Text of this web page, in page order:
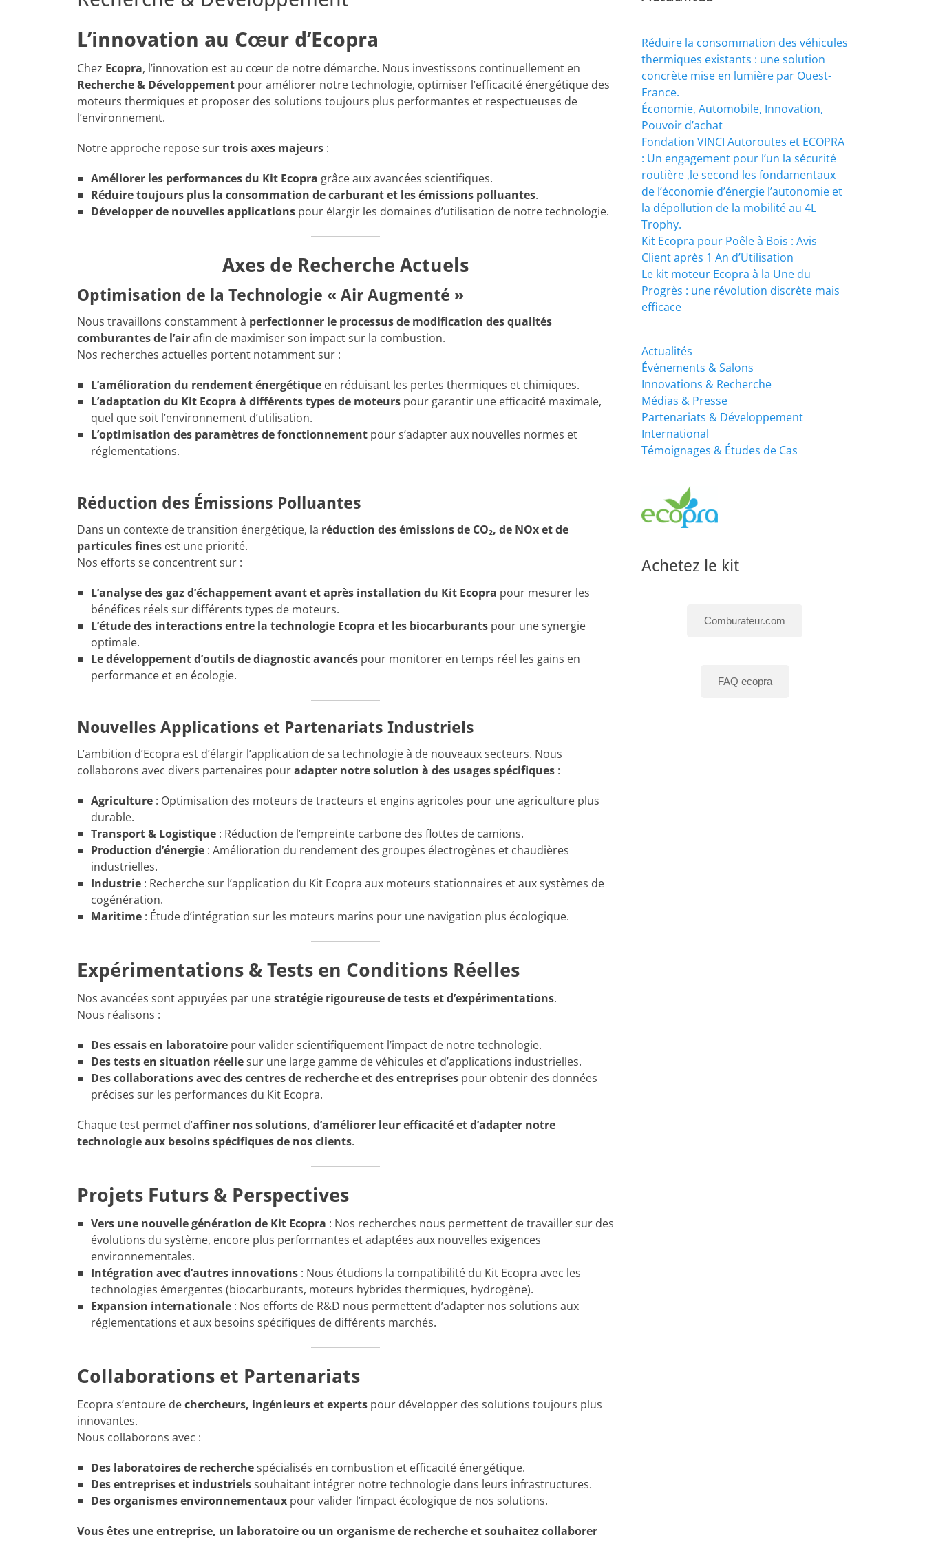
L’innovation au Cœur d’Ecopra
Chez Ecopra, l’innovation est au cœur de notre démarche. Nous investissons continuellement en
Recherche & Développement pour améliorer notre technologie, optimiser l’efficacité énergétique des
moteurs thermiques et proposer des solutions toujours plus performantes et respectueuses de
l’environnement.
Notre approche repose surtrois axes majeurs :
Améliorer les performances du Kit Ecopra grâce aux avancées scientifiques.
Réduire toujours plus la consommation de carburant et les émissions polluantes.
Développer de nouvelles applications pour élargir les domaines d’utilisation de notre technologie.
Axes de Recherche Actuels
Optimisation de la Technologie « Air Augmenté »
Nous travaillons constamment à perfectionner le processus de modification des qualités
comburantes de l’airafin de maximiser son impact sur la combustion.
Nos recherches actuelles portent notamment sur :
L’amélioration du rendement énergétique en réduisant les pertes thermiques et chimiques.
L’adaptation du Kit Ecopra à différents types de moteurs pour garantir une efficacité maximale,
quel que soit l’environnement d’utilisation.
L’optimisation des paramètres de fonctionnement pour s’adapter aux nouvelles normes et
réglementations.
Réduction des Émissions Polluantes
Dans un contexte de transition énergétique, la réduction des émissions de CO₂, de NOx et de
particules fines est une priorité.
Nos efforts se concentrent sur :
L’analyse des gaz d’échappement avant et après installation du Kit Ecopra pour mesurer les
bénéfices réels sur différents types de moteurs.
L’étude des interactions entre la technologie Ecopra et les biocarburants pour une synergie
optimale.
Le développement d’outils de diagnostic avancés pour monitorer en temps réel les gains en
performance et en écologie.
Nouvelles Applications et Partenariats Industriels
L’ambition d’Ecopra est d’élargir l’application de sa technologie à de nouveaux secteurs. Nous
collaborons avec divers partenaires pouradapter notre solution à des usages spécifiques :
Agriculture : Optimisation des moteurs de tracteurs et engins agricoles pour une agriculture plus
durable.
Transport & Logistique : Réduction de l’empreinte carbone des flottes de camions.
Production d’énergie : Amélioration du rendement des groupes électrogènes et chaudières
industrielles.
Industrie : Recherche sur l’application du Kit Ecopra aux moteurs stationnaires et aux systèmes de
cogénération.
Maritime : Étude d’intégration sur les moteurs marins pour une navigation plus écologique.
Expérimentations & Tests en Conditions Réelles
Nos avancées sont appuyées par unestratégie rigoureuse de tests et d’expérimentations.
Nous réalisons :
Des essais en laboratoire pour valider scientifiquement l’impact de notre technologie.
Des tests en situation réellesur une large gamme de véhicules et d’applications industrielles.
Des collaborations avec des centres de recherche et des entreprises pour obtenir des données
précises sur les performances du Kit Ecopra.
Chaque test permet d’affiner nos solutions, d’améliorer leur efficacité et d’adapter notre
technologie aux besoins spécifiques de nos clients.
Projets Futurs & Perspectives
Vers une nouvelle génération de Kit Ecopra : Nos recherches nous permettent de travailler sur des
évolutions du système, encore plus performantes et adaptées aux nouvelles exigences
environnementales.
Intégration avec d’autres innovations : Nous étudions la compatibilité du Kit Ecopra avec les
technologies émergentes (biocarburants, moteurs hybrides thermiques, hydrogène).
Expansion internationale : Nos efforts de R&D nous permettent d’adapter nos solutions aux
réglementations et aux besoins spécifiques de différents marchés.
Collaborations et Partenariats
Ecopra s’entoure dechercheurs, ingénieurs et experts pour développer des solutions toujours plus
innovantes.
Nous collaborons avec :
Des laboratoires de recherchespécialisés en combustion et efficacité énergétique.
Des entreprises et industrielssouhaitant intégrer notre technologie dans leurs infrastructures.
Des organismes environnementaux pour valider l’impact écologique de nos solutions.
Vous êtes une entreprise, un laboratoire ou un organisme de recherche et souhaitez collaborer
Réduire la consommation des véhicules
thermiques existants : une solution
concrète mise en lumière par Ouest-
France.
Économie, Automobile, Innovation,
Pouvoir d’achat
Fondation VINCI Autoroutes et ECOPRA
: Un engagement pour l’un la sécurité
routière ,le second les fondamentaux
de l’économie d’énergie l’autonomie et
la dépollution de la mobilité au 4L
Trophy.
Kit Ecopra pour Poêle à Bois : Avis
Client après 1 An d’Utilisation
Le kit moteur Ecopra à la Une du
Progrès : une révolution discrète mais
efficace
Actualités
Événements & Salons
Innovations & Recherche
Médias & Presse
Partenariats & Développement
International
Témoignages & Études de Cas
Achetez le kit
Comburateur.com
FAQ ecopra